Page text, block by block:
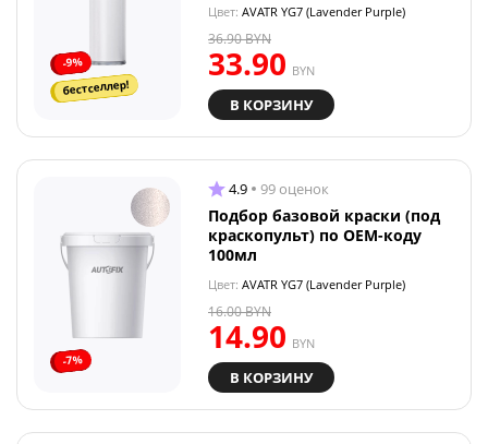
-9%
бестселлер!
Цвет: AVATR YG7 (Lavender Purple)
33.90 BYN
36.90BYN
В КОРЗИНУ
-7%
4.9 99 оценок
Подбор базовой краски (под
краскопульт) по OEM-коду
100мл
Цвет: AVATR YG7 (Lavender Purple)
14.90 BYN
16.00BYN
В КОРЗИНУ